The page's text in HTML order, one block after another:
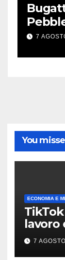
7
You
ECONOMIA E
lavoro
motivi
7